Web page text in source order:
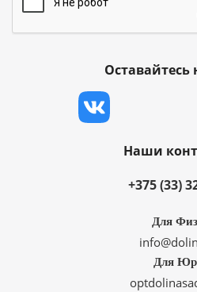
Оставайтесь
Наши
+375 (33)
Для
Для